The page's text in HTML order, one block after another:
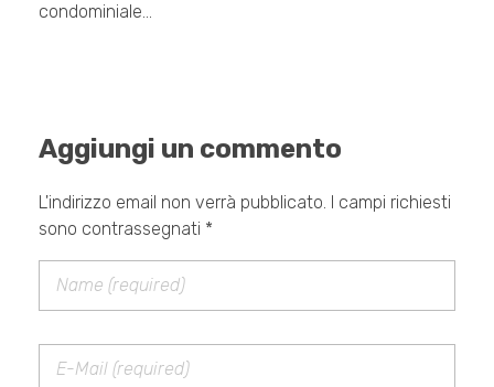
condominiale…
Aggiungi un commento
L'indirizzo email non verrà pubblicato. I campi richiesti
sono contrassegnati *